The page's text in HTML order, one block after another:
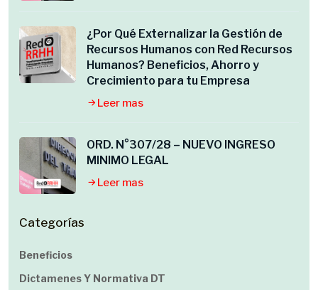
¿Por Qué Externalizar la Gestión de
Recursos Humanos con Red Recursos
Humanos? Beneficios, Ahorro y
Crecimiento para tu Empresa
Leer mas
ORD. N°307/28 – NUEVO INGRESO
MINIMO LEGAL
Leer mas
Categorías
Beneficios
Dictamenes Y Normativa DT